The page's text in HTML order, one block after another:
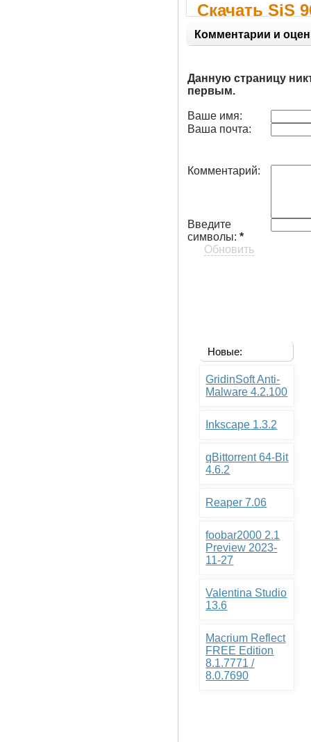
Скачать SiS
Windows
Комментарии и
Данную страницу
первым.
Ваше имя:
Ваша почта:
Комментарий:
Введите
символы:*
Обновить
Новые:
GridinSoft Anti-
Malware 4.2.100
Inkscape 1.3.2
qBittorrent 64-Bit
4.6.2
Reaper 7.06
foobar2000 2.1
Preview 2023-
11-27
Valentina Studio
13.6
Macrium Reflect
FREE Edition
8.1.7771 /
8.0.7690